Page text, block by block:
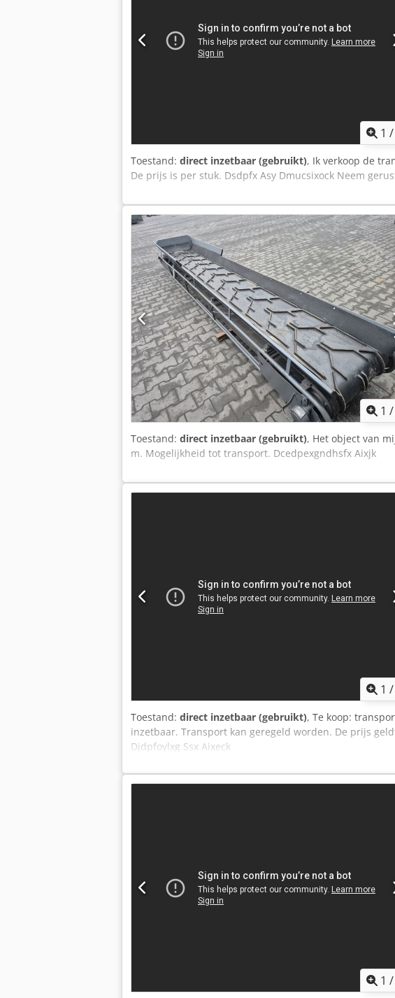
1 /
Toestand: direct inzetbaar (gebruikt), Ik verkoop de
De prijs is per stuk. Dsdpfx Asy Dmucsixock Neem
1 /
Toestand: direct inzetbaar (gebruikt), Het object van
m. Mogelijkheid tot transport. Dcedpexgndhsfx Aixjk
1 /
Toestand: direct inzetbaar (gebruikt), Te koop:
inzetbaar. Transport kan geregeld worden. De prijs
Djdpfoylxg Ssx Aixeck
1 /